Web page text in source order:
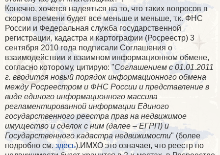
Конечно, хочется надеяться на то, что таких вопросов в
скором времени будет все меньше и меньше, т.к. ФНС
России и Федеральная служба государственной
регистрации, кадастра и картографии (Росреестр) 3
сентября 2010 года подписали Соглашения о
взаимодействии и взаимном информационном обмене,
согласно которому, цитирую: "Соглашением с 01.01.2011
г. вводится новый порядок информационного обмена
между Росреестром и ФНС России и представление в
виде единого информационного массива
регламентированной информации Единого
государственного реестра прав на недвижимое
имущество и сделок с ним (далее – ЕГРП) и
Государственного кадастра недвижимости" (более
подробно см.здесь).ИМХО это означает, что реестр по